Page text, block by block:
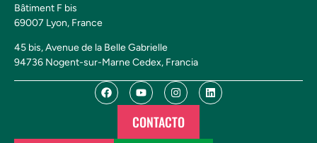
Bâtiment F bis
69007 Lyon, France
45 bis, Avenue de la Belle Gabrielle
94736 Nogent-sur-Marne Cedex, Francia
CONTACTO